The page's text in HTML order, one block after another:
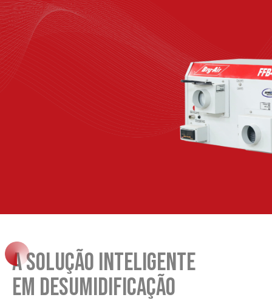
A Solução Inteligente
em Desumidificação